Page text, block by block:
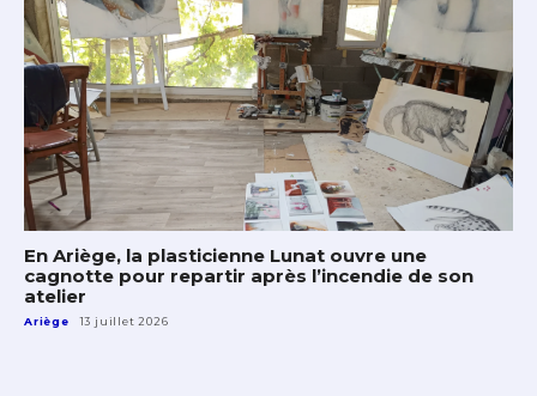
En Ariège, la plasticienne Lunat ouvre une
cagnotte pour repartir après l’incendie de son
atelier
Ariège 13 juillet 2026